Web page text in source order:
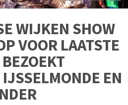
WIJKEN SHOW
VOOR LAATSTE
EN